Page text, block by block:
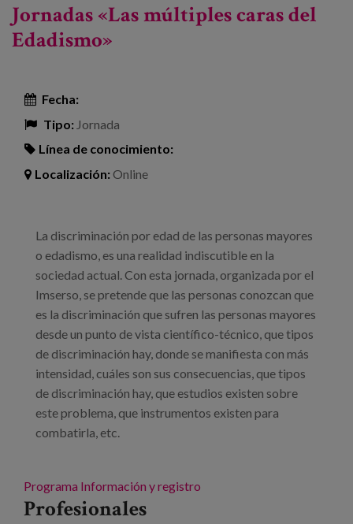
duración”
Jornadas «Las múltiples caras del
Edadismo»
Fecha:
Tipo: Jornada
Línea de conocimiento:
Localización:Online
La discriminación por edad de las personas mayores
o edadismo, es una realidad indiscutible en la
sociedad actual. Con esta jornada, organizada por el
Imserso, se pretende que las personas conozcan que
es la discriminación que sufren las personas mayores
desde un punto de vista científico-técnico, que tipos
de discriminación hay, donde se manifiesta con más
intensidad, cuáles son sus consecuencias, que tipos
de discriminación hay, que estudios existen sobre
este problema, que instrumentos existen para
combatirla, etc.
Programa Información y registro
Profesionales